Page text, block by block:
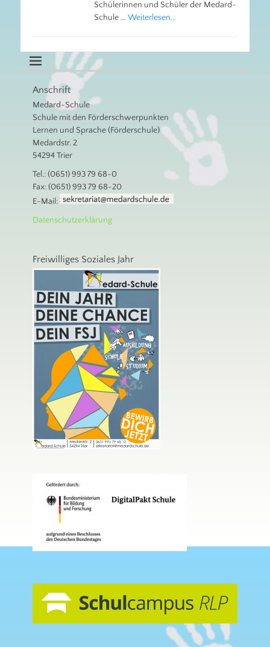
Schülerinnen und Schüler der Medard-
Schule … Weiterlesen…
Anschrift
Medard-Schule
Schule mit den Förderschwerpunkten
Lernen und Sprache (Förderschule)
Medardstr. 2
54294 Trier
Tel.: (0651) 993 79 68-0
Fax: (0651) 993 79 68-20
E-Mail:
Datenschutzerklärung
Freiwilliges Soziales Jahr